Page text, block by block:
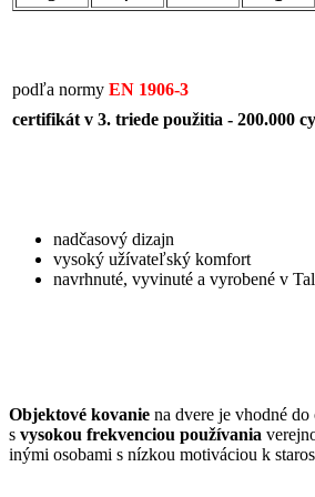
podľa normy EN 1906-3
certifikát v 3. triede použitia - 200.000
nadčasový dizajn
vysoký užívateľský komfort
navrhnuté, vyvinuté a vyrobené v
Objektové kovanie na dvere je vhodné
s vysokou frekvenciou používania
inými osobami s nízkou motiváciou k